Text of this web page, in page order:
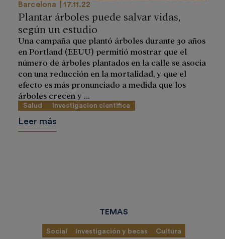
Barcelona 17.11.22
Plantar árboles puede salvar vidas,
según un estudio
Una campaña que plantó árboles durante 30 años
en Portland (EEUU) permitió mostrar que el
número de árboles plantados en la calle se asocia
con una reducción en la mortalidad, y que el
efecto es más pronunciado a medida que los
árboles crecen y ...
Salud Investigacion cientifica
Leer más
TEMAS
Social Investigación y becas Cultura